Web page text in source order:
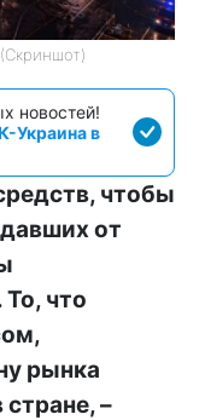
новостей!
Украина в
чтобы
от
что
рынка
–